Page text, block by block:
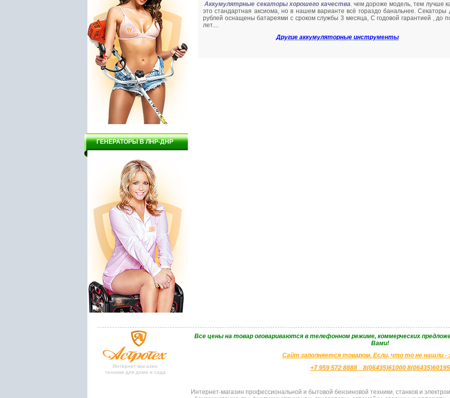
Аккумулятрные секаторы хорошего качества. чем дороже модель, тем лучше
это стандартная аксиома, но в нашем варианте всё гораздо банальнее. Секаторы
рублей оснащены батареями с сроком службы 3 месяца, С годовой гарантией , до
лет....
Другие аккумуляторные инструменты
ГЕНЕРАТОРЫ В ЛНР-ДНР
Интернет-магазин
техники для дома и сада
Bce цены на товар оговариваются в телефонном режиме, коммерческих
Вами!
Сайт заполняется товаром. Если, что то не нашли -
+7 959 572 8888 8(06435)61000 8(06435)60195
Интернет-магазин профессиональной и бытовой бензиновой техники, станков и